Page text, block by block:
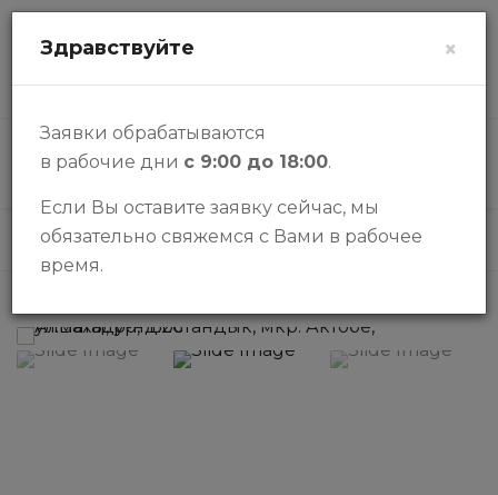
КАТАЛОГ
Каталог Дома Жилой дом
×
Здравствуйте
Заявки обрабатываются
в рабочие дни с 9:00 до 18:00.
Если Вы оставите заявку сейчас, мы
обязательно свяжемся с Вами в рабочее
время.